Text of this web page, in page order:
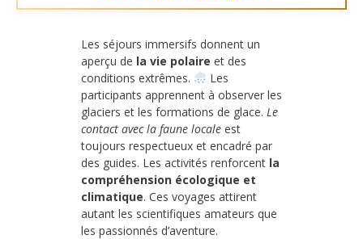
Les séjours immersifs donnent un
aperçu de la vie polaire et des
conditions extrêmes.
Les
participants apprennent à observer les
glaciers et les formations de glace. Le
contact avec la faune locale est
toujours respectueux et encadré par
des guides. Les activités renforcent la
compréhension écologique et
climatique. Ces voyages attirent
autant les scientifiques amateurs que
les passionnés d’aventure.